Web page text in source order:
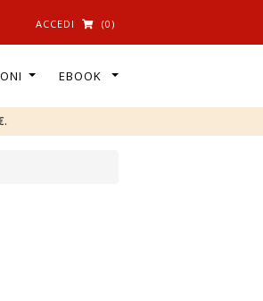
ACCEDI (0)
EBOOK